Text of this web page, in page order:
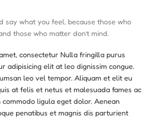
say what you feel, because those who
those who matter don’t mind.
consectetur Nulla fringilla purus
adipisicing elit at leo dignissim congue.
leo vel tempor. Aliquam et elit eu
at felis et netus et malesuada fames ac
ligula eget dolor. Aenean
penatibus et magnis dis parturient